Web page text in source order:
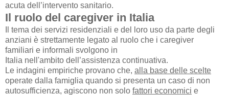
acuta dell’intervento sanitario.
Il ruolo del caregiver in Italia
Il tema dei servizi residenziali e del loro uso da parte degli
anziani è strettamente legato al ruolo che i caregiver
familiari e informali svolgono in
Italia nell'ambito dell’assistenza continuativa.
Le indagini empiriche provano che, alla base delle scelte
operate dalla famiglia quando si presenta un caso di non
autosufficienza, agiscono non solo fattori economici e